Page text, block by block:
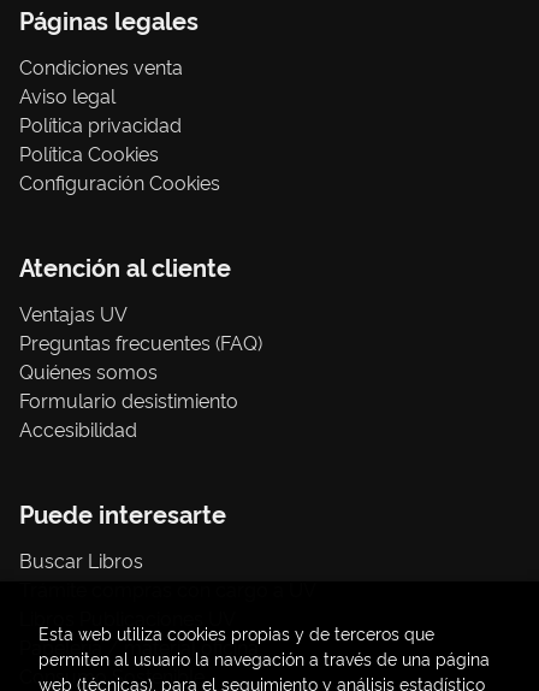
Páginas legales
Condiciones venta
Aviso legal
Política privacidad
Política Cookies
Configuración Cookies
Atención al cliente
Ventajas UV
Preguntas frecuentes (FAQ)
Quiénes somos
Formulario desistimiento
Accesibilidad
Puede interesarte
Buscar Libros
Papelería / material oficina
Consumo Sostenible
Esta web utiliza cookies propias y de terceros que
permiten al usuario la navegación a través de una página
web (técnicas), para el seguimiento y análisis estadístico